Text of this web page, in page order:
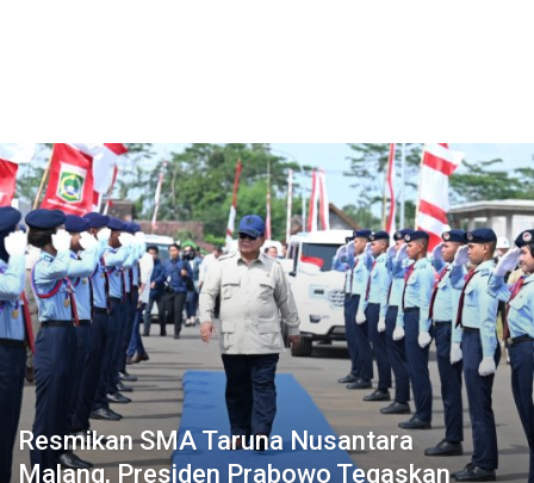
Resmikan SMA Taruna Nusantara
Malang, Presiden Prabowo Tegaskan